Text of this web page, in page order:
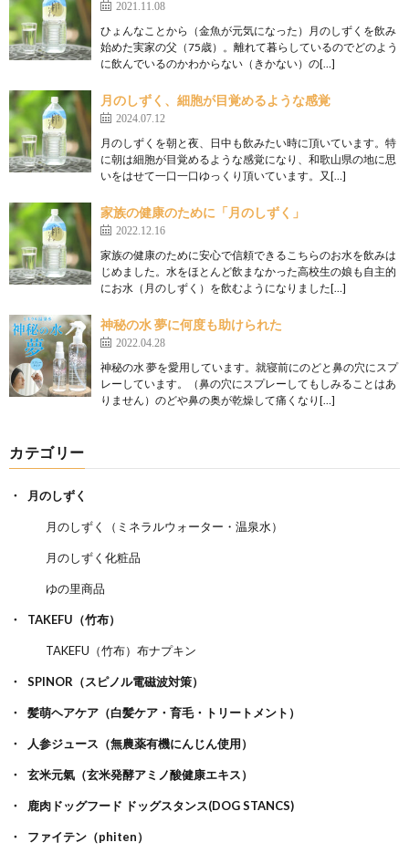
2021.11.08
ひょんなことから（金魚が元気になった）月のしずくを飲み
始めた実家の父（75歳）。離れて暮らしているのでどのよう
に飲んでいるのかわからない（きかない）の[…]
月のしずく、細胞が目覚めるような感覚
2024.07.12
月のしずくを朝と夜、日中も飲みたい時に頂いています。特
に朝は細胞が目覚めるような感覚になり、和歌山県の地に思
いをはせて一口一口ゆっくり頂いています。又[…]
家族の健康のために「月のしずく」
2022.12.16
家族の健康のために安心で信頼できるこちらのお水を飲みは
じめました。水をほとんど飲まなかった高校生の娘も自主的
にお水（月のしずく）を飲むようになりました[…]
神秘の水 夢に何度も助けられた
2022.04.28
神秘の水 夢を愛用しています。就寝前にのどと鼻の穴にスプ
レーしています。（鼻の穴にスプレーしてもしみることはあ
りません）のどや鼻の奥が乾燥して痛くなり[…]
カテゴリー
月のしずく
月のしずく（ミネラルウォーター・温泉水）
月のしずく化粧品
ゆの里商品
TAKEFU（竹布）
TAKEFU（竹布）布ナプキン
SPINOR（スピノル電磁波対策）
髪萌ヘアケア（白髪ケア・育毛・トリートメント）
人参ジュース（無農薬有機にんじん使用）
玄米元氣（玄米発酵アミノ酸健康エキス）
鹿肉ドッグフード ドッグスタンス(DOG STANCS)
ファイテン（phiten）